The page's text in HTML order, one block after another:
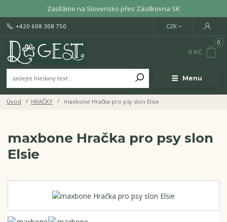
Zasíláme na Slovensko přes Zásilkovna SK
Menu
CZK
+420 608 308 750
0
0 Kč
Úvod HRAČKY maxbone Hračka pro psy slon Elsie
maxbone Hračka pro psy slon
Elsie